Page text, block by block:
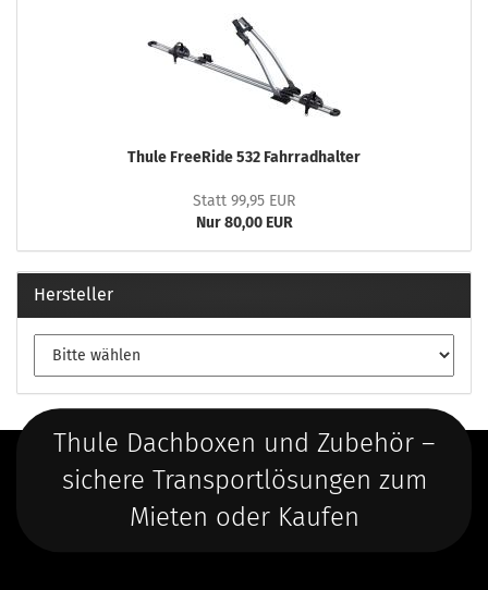
Thule FreeRide 532 Fahrradhalter
Statt 99,95 EUR
Nur 80,00 EUR
Hersteller
Thule Dachboxen und Zubehör –
sichere Transportlösungen zum
Mieten oder Kaufen